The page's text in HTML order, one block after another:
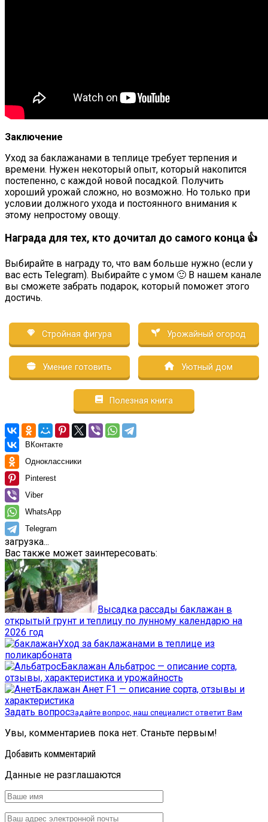
Заключение
Уход за баклажанами в теплице требует терпения и
времени. Нужен некоторый опыт, который накопится
постепенно, с каждой новой посадкой. Получить
хороший урожай сложно, но возможно. Но только при
условии должного ухода и постоянного внимания к
этому непростому овощу.
Награда для тех, кто дочитал до самого конца 👍
Выбирайте в награду то, что вам больше нужно (если у
вас есть Telegram). Выбирайте с умом 🙂 В нашем канале
вы сможете забрать подарок, который поможет этого
достичь.
Стройная фигура Урожайный огород
Умение готовить Уютный дом
Полезная книга
ВКонтакте
Одноклассники
Pinterest
Viber
WhatsApp
Telegram
загрузка...
Вас также может заинтересовать:
Высадка рассады баклажан в
открытый грунт и теплицу по лунному календарю на
2026 год
Уход за баклажанами в теплице из
поликарбоната
Баклажан Альбатрос — описание сорта,
отзывы, характеристика и урожайность
Баклажан Анет F1 — описание сорта, отзывы и
характеристика
Задать вопросЗадайте вопрос, наш специалист ответит Вам
Увы, комментариев пока нет. Станьте первым!
Добавить комментарий
Данные не разглашаются